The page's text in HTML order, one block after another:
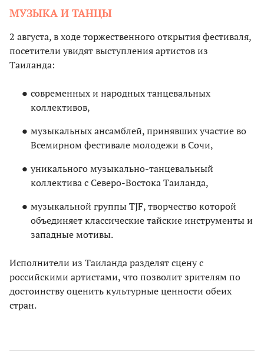
МУЗЫКА И ТАНЦЫ
2 августа, в ходе торжественного открытия фестиваля,
посетители увидят выступления артистов из
Таиланда:
современных и народных танцевальных
коллективов,
музыкальных ансамблей, принявших участие во
Всемирном фестивале молодежи в Сочи,
уникального музыкально-танцевальный
коллектива с Северо-Востока Таиланда,
музыкальной группы TJF, творчество которой
объединяет классические тайские инструменты и
западные мотивы.
Исполнители из Таиланда разделят сцену с
российскими артистами, что позволит зрителям по
достоинству оценить культурные ценности обеих
стран.